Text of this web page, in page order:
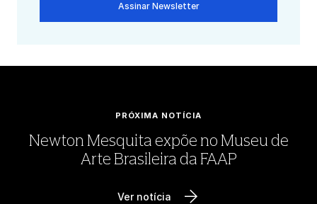
Assinar Newsletter
PRÓXIMA NOTÍCIA
Newton Mesquita expõe no Museu de
Arte Brasileira da FAAP
Ver notícia